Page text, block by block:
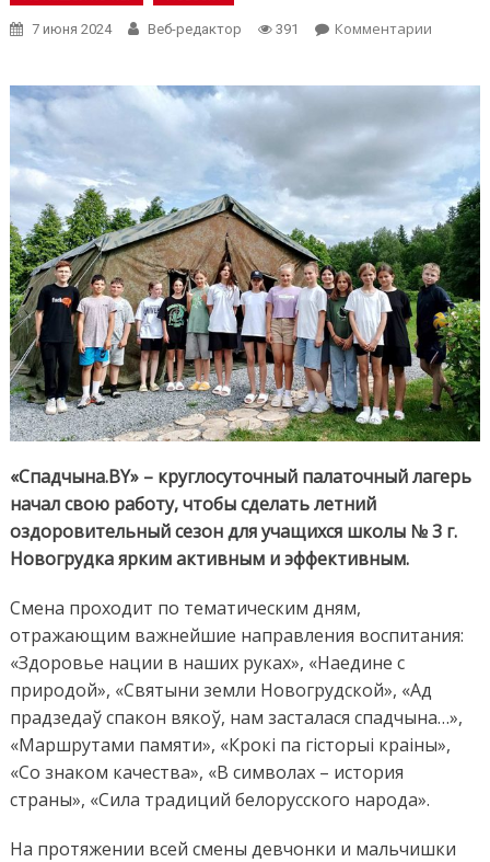
7 июня 2024 Веб-редактор 391 Комментарииon
работу
«Спадчына.BY» – круглосуточный палаточный лагерь
начал свою работу, чтобы сделать летний
оздоровительный сезон для учащихся школы № 3 г.
Новогрудка ярким активным и эффективным.
Смена проходит по тематическим дням,
отражающим важнейшие направления воспитания:
«Здоровье нации в наших руках», «Наедине с
природой», «Святыни земли Новогрудской», «Ад
прадзедаў спакон вякоў, нам засталася спадчына…»,
«Маршрутами памяти», «Крокі па гісторыі краіны»,
«Со знаком качества», «В символах – история
страны», «Сила традиций белорусского народа».
На протяжении всей смены девчонки и мальчишки